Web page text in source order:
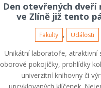
Den otevřených dveří
ve Zlíně již tento
Fakulty , Události
Unikátní laboratoře, atraktivní
oborové pokojíčky, prohlídky
univerzitní knihovny či